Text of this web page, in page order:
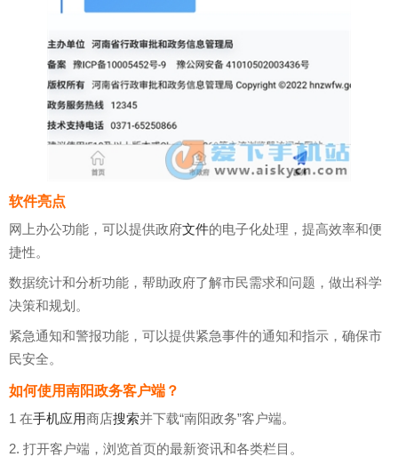
软件亮点
网上办公功能，可以提供政府文件的电子化处理，提高效率和便
捷性。
数据统计和分析功能，帮助政府了解市民需求和问题，做出科学
决策和规划。
紧急通知和警报功能，可以提供紧急事件的通知和指示，确保市
民安全。
如何使用南阳政务客户端？
1 在手机应用商店搜索并下载“南阳政务”客户端。
2. 打开客户端，浏览首页的最新资讯和各类栏目。